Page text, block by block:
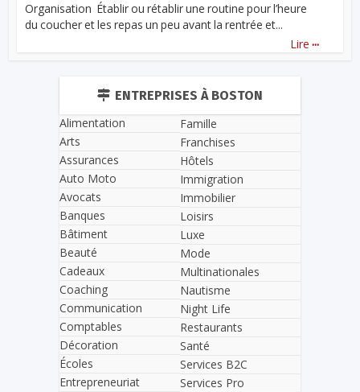
Organisation Établir ou rétablir une routine pour l’heure
du coucher et les repas un peu avant la rentrée et...
Lire ...
ENTREPRISES À BOSTON
Alimentation
Arts
Assurances
Auto Moto
Avocats
Banques
Bâtiment
Beauté
Cadeaux
Coaching
Communication
Comptables
Décoration
Écoles
Entrepreneuriat
Famille
Franchises
Hôtels
Immigration
Immobilier
Loisirs
Luxe
Mode
Multinationales
Nautisme
Night Life
Restaurants
Santé
Services B2C
Services Pro